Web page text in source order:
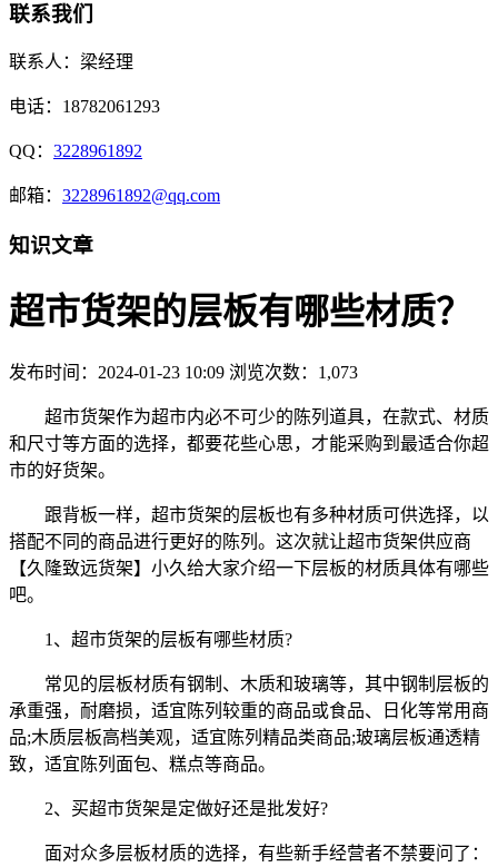
联系我们
联系人：梁经理
电话：18782061293
QQ： 3228961892
邮箱： 3228961892@qq.com
知识文章
超市货架的层板有哪些材质？
发布时间：2024-01-23 10:09 浏览次数：1,073
超市货架作为超市内必不可少的陈列道具，在款式、材质
和尺寸等方面的选择，都要花些心思，才能采购到最适合你超
市的好货架。
跟背板一样，超市货架的层板也有多种材质可供选择，以
搭配不同的商品进行更好的陈列。这次就让超市货架供应商
【久隆致远货架】小久给大家介绍一下层板的材质具体有哪些
吧。
1、超市货架的层板有哪些材质?
常见的层板材质有钢制、木质和玻璃等，其中钢制层板的
承重强，耐磨损，适宜陈列较重的商品或食品、日化等常用商
品;木质层板高档美观，适宜陈列精品类商品;玻璃层板通透精
致，适宜陈列面包、糕点等商品。
2、买超市货架是定做好还是批发好?
面对众多层板材质的选择，有些新手经营者不禁要问了：